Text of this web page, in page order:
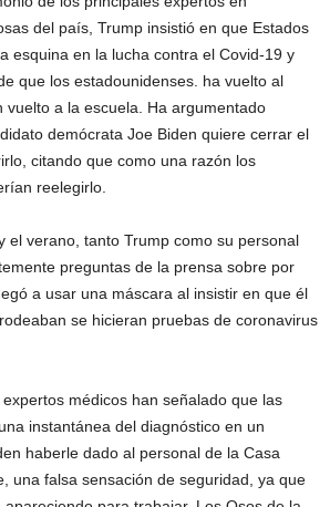
del país, Trump insistió en que Estados
esquina en la lucha contra el Covid-19 y
que los estadounidenses. ha vuelto al
vuelto a la escuela. Ha argumentado
demócrata Joe Biden quiere cerrar el
citando que como una razón los
reelegirlo.
el verano, tanto Trump como su personal
preguntas de la prensa sobre por
a usar una máscara al insistir en que él
se hicieran pruebas de coronavirus
médicos han señalado que las
instantánea del diagnóstico en un
haberle dado al personal de la Casa
una falsa sensación de seguridad, ya que